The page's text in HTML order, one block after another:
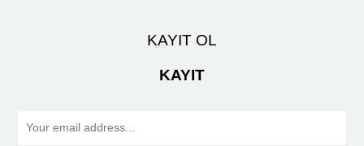
KAYIT OL
KAYIT